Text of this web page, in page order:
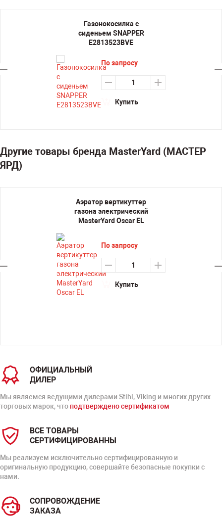
Газонокосилка с
сиденьем SNAPPER
E2813523BVE
По запросу
Купить
Другие товары бренда MasterYard (МАСТЕР
ЯРД)
Аэратор вертикуттер
газона электрический
MasterYard Oscar EL
По запросу
Купить
ОФИЦИАЛЬНЫЙ
ДИЛЕР
Мы являемся ведущими дилерами Stihl, Viking и многих других
торговых марок, что подтверждено сертификатом
ВСЕ ТОВАРЫ
СЕРТИФИЦИРОВАННЫ
Мы реализуем исключительно сертифицированную и
оригинальную продукцию, совершайте безопасные покупки с
нами.
СОПРОВОЖДЕНИЕ
ЗАКАЗА